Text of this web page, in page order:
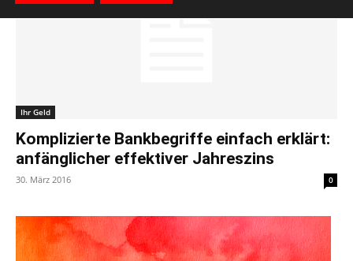
Ihr Geld
Komplizierte Bankbegriffe einfach erklärt:
anfänglicher effektiver Jahreszins
30. März 2016 0